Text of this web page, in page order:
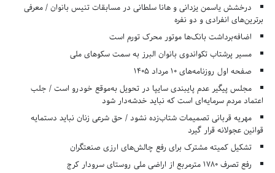
درخشش یاسمن یزدانی و هانا سلطانی در مسابقات تنیس بانوان / معرفی
برترین‌های انفرادی و دو نفره
اضافه‌برداشت بانک‌ها موتور محرک تورم است
مسیر پرشتاب تکواندوی بانوان البرز به سمت سکوهای ملی
صفحه اول روزنامه‌های 10 مرداد 1405
مجلس پیگیر عدم پایبندی سایپا در تحویل به‌موقع خودرو است / جلب
اعتماد مردم سرمایه‌ای است که نباید خدشه‌دار شود
مهریه قربانی تصمیمات شتاب‌زده نشود / حق شرعی زنان نباید دستمایه
قوانین عجولانه قرار گیرد
تشکیل کمیته مشترک برای رفع چالش‌های ارزی صنعتگران
رفع تصرف ۱۷۸۰ مترمربع از اراضی ملی روستای سرودار کرج